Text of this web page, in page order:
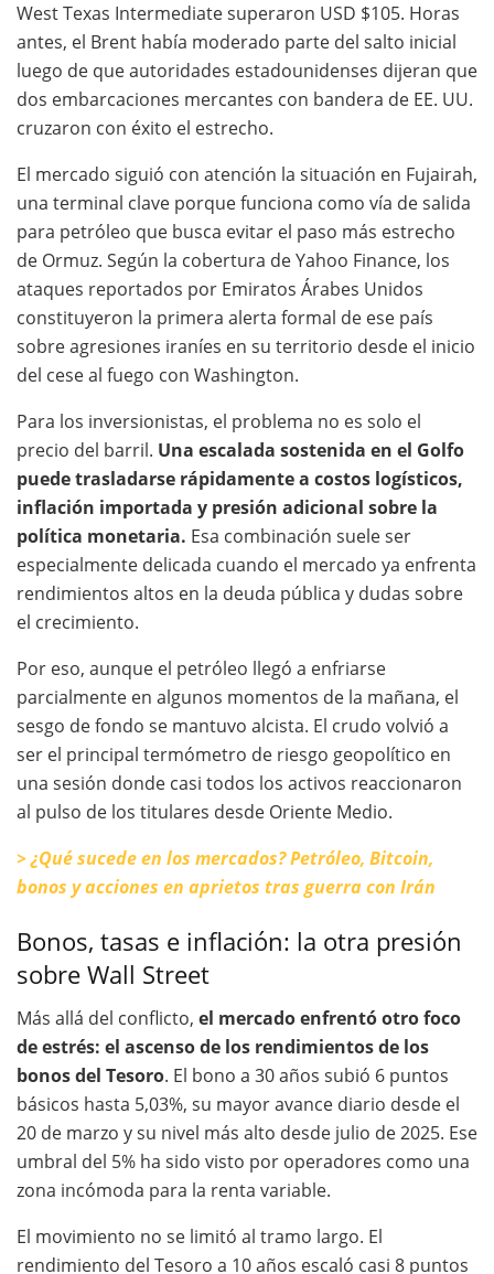
West Texas Intermediate superaron USD $105. Horas
antes, el Brent había moderado parte del salto inicial
luego de que autoridades estadounidenses dijeran que
dos embarcaciones mercantes con bandera de EE. UU.
cruzaron con éxito el estrecho.
El mercado siguió con atención la situación en Fujairah,
una terminal clave porque funciona como vía de salida
para petróleo que busca evitar el paso más estrecho
de Ormuz. Según la cobertura de Yahoo Finance, los
ataques reportados por Emiratos Árabes Unidos
constituyeron la primera alerta formal de ese país
sobre agresiones iraníes en su territorio desde el inicio
del cese al fuego con Washington.
Para los inversionistas, el problema no es solo el
precio del barril. Una escalada sostenida en el Golfo
puede trasladarse rápidamente a costos logísticos,
inflación importada y presión adicional sobre la
política monetaria. Esa combinación suele ser
especialmente delicada cuando el mercado ya enfrenta
rendimientos altos en la deuda pública y dudas sobre
el crecimiento.
Por eso, aunque el petróleo llegó a enfriarse
parcialmente en algunos momentos de la mañana, el
sesgo de fondo se mantuvo alcista. El crudo volvió a
ser el principal termómetro de riesgo geopolítico en
una sesión donde casi todos los activos reaccionaron
al pulso de los titulares desde Oriente Medio.
> ¿Qué sucede en los mercados? Petróleo, Bitcoin,
bonos y acciones en aprietos tras guerra con Irán
Bonos, tasas e inflación: la otra presión
sobre Wall Street
Más allá del conflicto, el mercado enfrentó otro foco
de estrés: el ascenso de los rendimientos de los
bonos del Tesoro. El bono a 30 años subió 6 puntos
básicos hasta 5,03%, su mayor avance diario desde el
20 de marzo y su nivel más alto desde julio de 2025. Ese
umbral del 5% ha sido visto por operadores como una
zona incómoda para la renta variable.
El movimiento no se limitó al tramo largo. El
rendimiento del Tesoro a 10 años escaló casi 8 puntos